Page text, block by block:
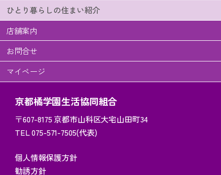
ひとり暮らしの住まい紹介
店舗案内
お問合せ
マイページ
京都橘学園生活協同組合
〒607-8175京都市山科区大宅山田町34
TEL 075-571-7505(代表)
個人情報保護方針
勧誘方針